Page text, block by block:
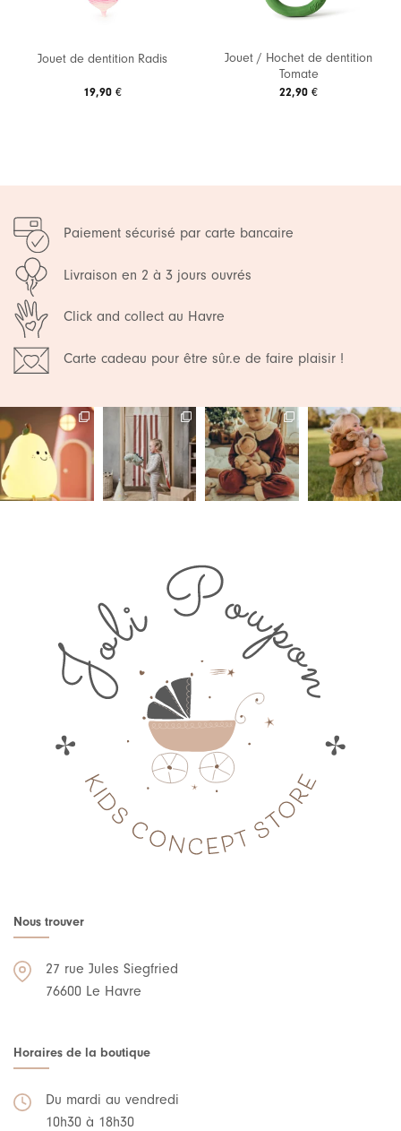
Jouet de dentition Radis
19,90 €
Jouet / Hochet de dentition
Tomate
22,90 €
Paiement sécurisé par carte bancaire
Livraison en 2 à 3 jours ouvrés
Click and collect au Havre
Carte cadeau pour être sûr.e de faire plaisir !
Nous trouver
27 rue Jules Siegfried
76600 Le Havre
Horaires de la boutique
Du mardi au vendredi
10h30 à 18h30